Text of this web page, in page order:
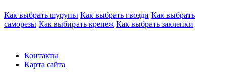
Как выбрать шурупы Как выбрать гвозди Как выбрать
саморезы Как выбирать крепеж Как выбрать заклепки
Контакты
Карта сайта